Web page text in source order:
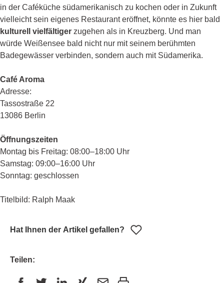
in der Caféküche südamerikanisch zu kochen oder in Zukunft
vielleicht sein eigenes Restaurant eröffnet, könnte es hier bald
kulturell vielfältiger zugehen als in Kreuzberg. Und man
würde Weißensee bald nicht nur mit seinem berühmten
Badegewässer verbinden, sondern auch mit Südamerika.
Café Aroma
Adresse:
Tassostraße 22
13086 Berlin
Öffnungszeiten
Montag bis Freitag: 08:00–18:00 Uhr
Samstag: 09:00–16:00 Uhr
Sonntag: geschlossen
Titelbild: Ralph Maak
Hat Ihnen der Artikel gefallen?
Teilen: